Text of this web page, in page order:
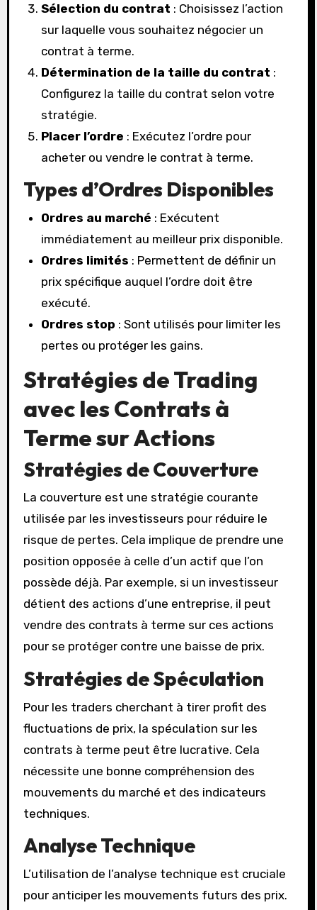
Sélection du contrat : Choisissez l’action
sur laquelle vous souhaitez négocier un
contrat à terme.
Détermination de la taille du contrat :
Configurez la taille du contrat selon votre
stratégie.
Placer l’ordre : Exécutez l’ordre pour
acheter ou vendre le contrat à terme.
Types d’Ordres Disponibles
Ordres au marché : Exécutent
immédiatement au meilleur prix disponible.
Ordres limités : Permettent de définir un
prix spécifique auquel l’ordre doit être
exécuté.
Ordres stop : Sont utilisés pour limiter les
pertes ou protéger les gains.
Stratégies de Trading
avec les Contrats à
Terme sur Actions
Stratégies de Couverture
La couverture est une stratégie courante
utilisée par les investisseurs pour réduire le
risque de pertes. Cela implique de prendre une
position opposée à celle d’un actif que l’on
possède déjà. Par exemple, si un investisseur
détient des actions d’une entreprise, il peut
vendre des contrats à terme sur ces actions
pour se protéger contre une baisse de prix.
Stratégies de Spéculation
Pour les traders cherchant à tirer profit des
fluctuations de prix, la spéculation sur les
contrats à terme peut être lucrative. Cela
nécessite une bonne compréhension des
mouvements du marché et des indicateurs
techniques.
Analyse Technique
L’utilisation de l’analyse technique est cruciale
pour anticiper les mouvements futurs des prix.